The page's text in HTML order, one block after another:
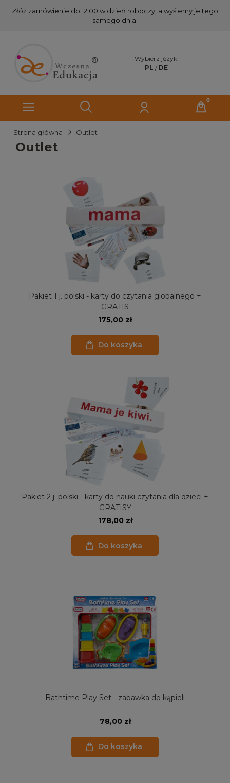
Złóż zamówienie do 12:00 w dzień roboczy, a wyślemy je tego
samego dnia.
Wybierz język:
PL / DE
Strona główna Outlet
Outlet
Pakiet 1 j. polski - karty do czytania globalnego +
GRATIS
175,00 zł
Do koszyka
Pakiet 2 j. polski - karty do nauki czytania dla dzieci +
GRATISY
178,00 zł
Do koszyka
Bathtime Play Set - zabawka do kąpieli
78,00 zł
Do koszyka